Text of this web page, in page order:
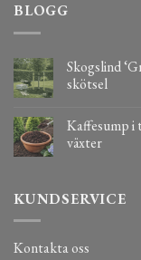
BLOGG
Skogslind
skötsel
Kaffesump i
växter
KUNDSERVICE
Kontakta oss